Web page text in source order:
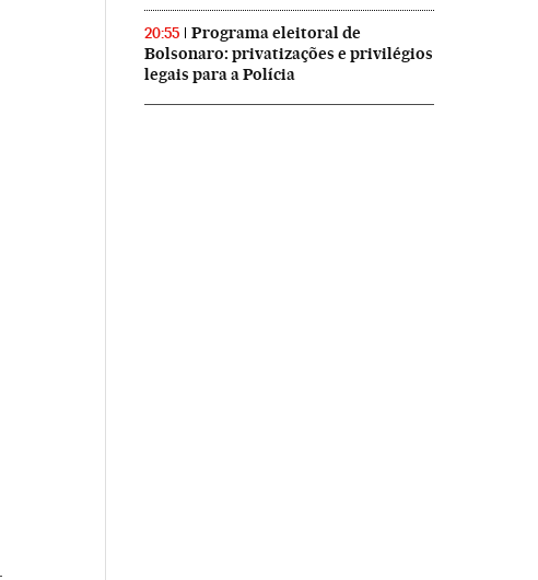
20:55
Programa eleitoral de
Bolsonaro: privatizações e privilégios
legais para a Polícia